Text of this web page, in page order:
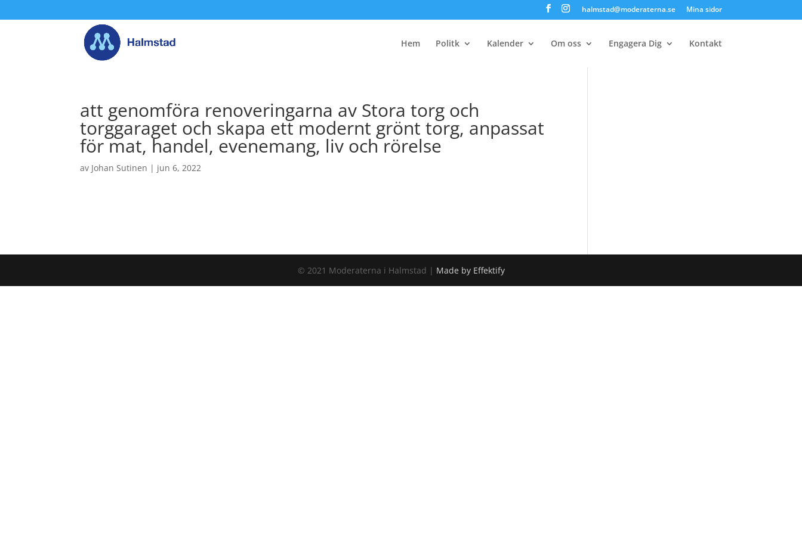
halmstad@moderaterna.se Mina sidor
Hem Politk Kalender Om oss Engagera Dig Kontakt
att genomföra renoveringarna av Stora torg och
torggaraget och skapa ett modernt grönt torg, anpassat
för mat, handel, evenemang, liv och rörelse
av Johan Sutinen | jun 6, 2022
© 2021 Moderaterna i Halmstad | Made by Effektify